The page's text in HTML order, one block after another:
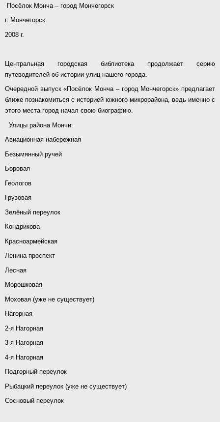
Посёлок Монча – город Мончегорск
г. Мончегорск
2008 г.
Центральная городская библиотека продолжает серию
путеводителей об истории улиц нашего города.
Очередной выпуск «Посёлок Монча – город Мончегорск» предлагает
ближе познакомиться с историей южного микрорайона, ведь именно с
этого места город начал свою биографию.
Улицы района Мончи:
Авиационная набережная
Безымянный ручей
Боровая
Геологов
Грузовая
Зелёный переулок
Кондрикова
Красноармейская
Ленина проспект
Лесная
Морошковая
Моховая (уже не существует)
Нагорная
2-я Нагорная
3-я Нагорная
4-я Нагорная
Подгорный переулок
Рыбацкий переулок (уже не существует)
Сосновый переулок